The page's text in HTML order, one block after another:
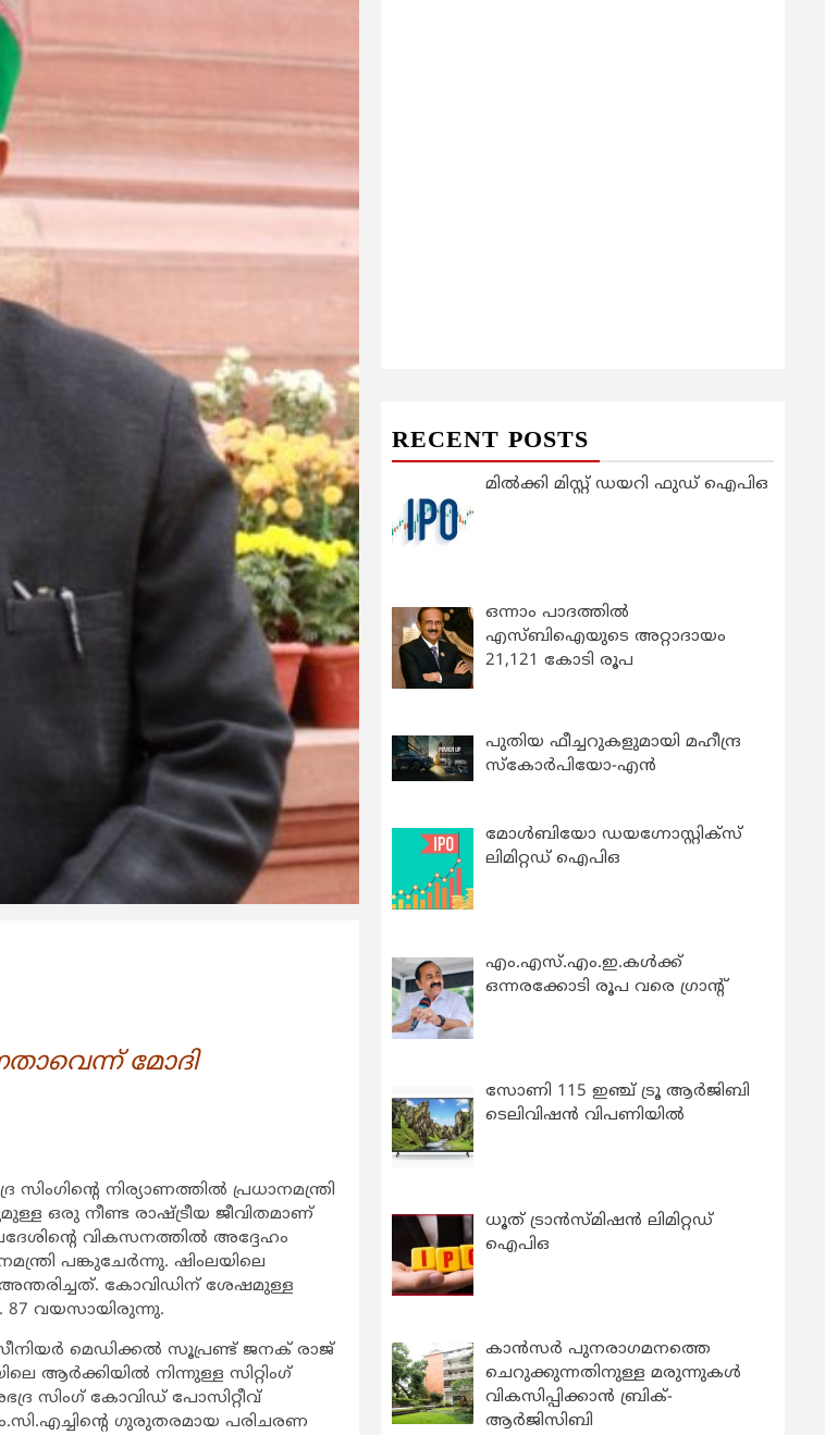
മോദി
നിര്യാണത്തില്‍ പ്രധാനമന്ത്രി
ഒരു നീണ്ട രാഷ്ട്രീയ ജീവിതമാണ്
വികസനത്തില്‍ അദ്ദേഹം
പങ്കുചേര്‍ന്നു. ഷിംലയിലെ
അന്തരിച്ചത്. കോവിഡിന് ശേഷമുള്ള
87 വയസായിരുന്നു.
മെഡിക്കല്‍ സൂപ്രണ്ട് ജനക് രാജ്
ആര്‍ക്കിയില്‍ നിന്നുള്ള സിറ്റിംഗ്
സിംഗ് കോവിഡ് പോസിറ്റീവ്
ഗുരുതരമായ പരിചരണ
RECENT POSTS
മിൽക്കി മിസ്റ്റ് ഡയറി ഫുഡ് ഐപിഒ
ഒന്നാം പാദത്തിൽ
എസ്ബിഐയുടെ അറ്റാദായം
21,121 കോടി രൂപ
പുതിയ ഫീച്ചറുകളുമായി മഹീന്ദ്ര
സ്കോർപിയോ-എൻ
മോൾബിയോ ഡയഗ്നോസ്റ്റിക്സ്
ലിമിറ്റഡ് ഐപിഒ
എം.എസ്.എം.ഇ.കൾക്ക്
ഒന്നരക്കോടി രൂപ വരെ ഗ്രാന്റ്
സോണി 115 ഇഞ്ച് ട്രൂ ആർജിബി
ടെലിവിഷൻ വിപണിയിൽ
ധൂത് ട്രാൻസ്മിഷൻ ലിമിറ്റഡ്
ഐപിഒ
കാന്‍സര്‍ പുനരാഗമനത്തെ
ചെറുക്കുന്നതിനുള്ള മരുന്നുകള്‍
വികസിപ്പിക്കാന്‍ ബ്രിക്-
ആര്‍ജിസിബി